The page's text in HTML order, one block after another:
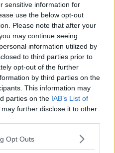
sensitive information for
use the below opt-out
Please note that after your
may continue seeing
information utilized by
to third parties prior to
opt-out of the further
by third parties on the
This information may
parties on the IAB’s List of
may further disclose it to other
uses one or more Google
Opt Outs
på vår papperstidning?
utan kostnad här.